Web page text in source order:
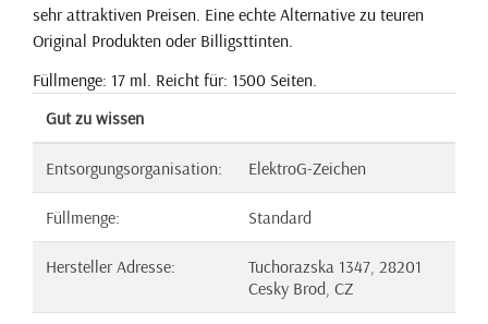
sehr attraktiven Preisen. Eine echte Alternative zu teuren
Original Produkten oder Billigsttinten.
Füllmenge: 17 ml. Reicht für: 1500 Seiten.
Gut zu wissen
Entsorgungsorganisation: ElektroG-Zeichen
Füllmenge: Standard
Hersteller Adresse:
Tuchorazska 1347, 28201
Cesky Brod, CZ